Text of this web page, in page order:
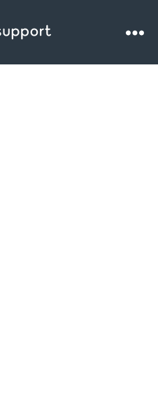
Websupport.cz